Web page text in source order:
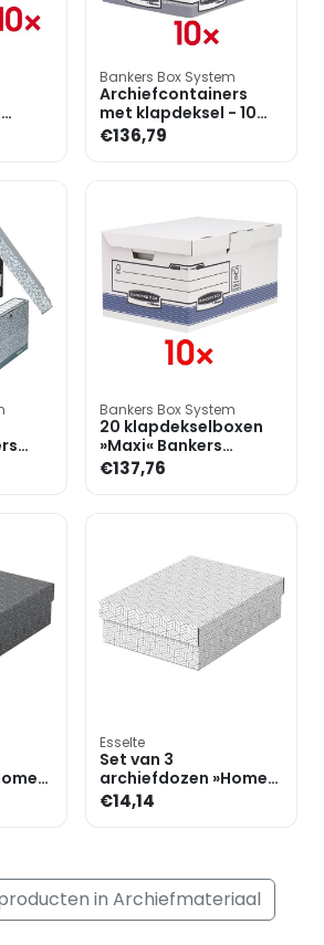
Bankers Box System
Archiefcontainers
met klapdeksel - 10
stuks
€136,79
Bankers Box System
20 klapdekselboxen
»Maxi« Bankers
Box&reg; systeem
€137,76
Esselte
Set van 3
archiefdozen »Home
M« plat
€14,14
in Archiefmateriaal